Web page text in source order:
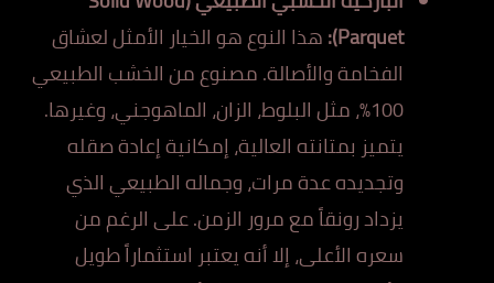
Parquet): هذا النوع هو الخيار الأمثل لعشاق
الفخامة والأصالة. مصنوع من الخشب الطبيعي
100%، مثل البلوط، الزان، الماهوجني، وغيرها.
يتميز بمتانته العالية، إمكانية إعادة صقله
وتجديده عدة مرات، وجماله الطبيعي الذي
يزداد رونقاً مع مرور الزمن. على الرغم من
سعره الأعلى، إلا أنه يعتبر استثماراً طويل